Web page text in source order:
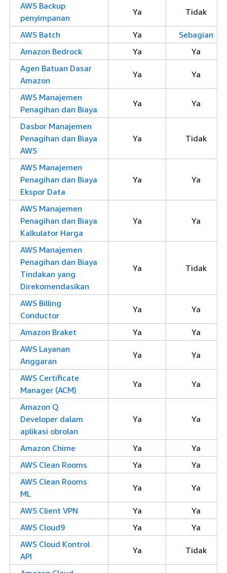
AWS Backup
penyimpanan
Ya Tidak
AWS Batch Ya
Sebagian
Amazon Bedrock
Ya
Ya
Agen Batuan Dasar
Amazon
Ya Ya
AWS Manajemen
Penagihan dan Biaya
Ya Ya
Dasbor Manajemen
Penagihan dan Biaya
AWS
Ya Tidak
AWS Manajemen
Penagihan dan Biaya
Ekspor Data
Ya Ya
AWS Manajemen
Penagihan dan Biaya
Kalkulator Harga
Ya Ya
AWS Manajemen
Penagihan dan Biaya
Tindakan yang
Direkomendasikan
Ya Tidak
AWS Billing
Conductor
Ya Ya
Amazon Braket Ya
Ya
AWS Layanan
Anggaran
Ya Ya
AWS Certificate
Manager (ACM)
Ya Ya
Amazon Q
Developer dalam
aplikasi obrolan
Ya Ya
Amazon Chime Ya
Ya
AWS Clean Rooms
Ya
Ya
AWS Clean Rooms
ML
Ya Ya
AWS Client VPN Ya
Ya
AWS Cloud9
Ya
Ya
AWS Cloud Kontrol
API
Ya Tidak